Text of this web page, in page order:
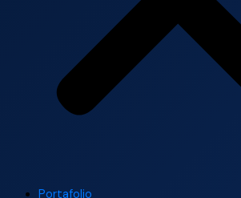
Portafolio